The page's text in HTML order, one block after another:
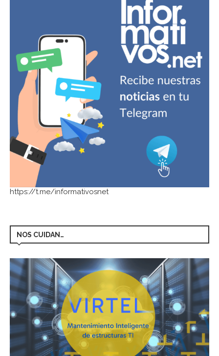
https://t.me/informativosnet
NOS CUIDAN…